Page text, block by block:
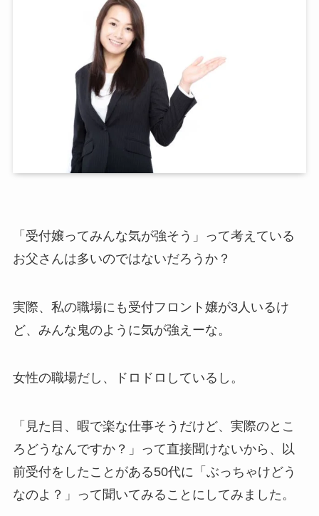
「受付嬢ってみんな気が強そう」って考えている
お父さんは多いのではないだろうか？
実際、私の職場にも受付フロント嬢が3人いるけ
ど、みんな鬼のように気が強えーな。
女性の職場だし、ドロドロしているし。
「見た目、暇で楽な仕事そうだけど、実際のとこ
ろどうなんですか？」って直接聞けないから、以
前受付をしたことがある50代に「ぶっちゃけどう
なのよ？」って聞いてみることにしてみました。